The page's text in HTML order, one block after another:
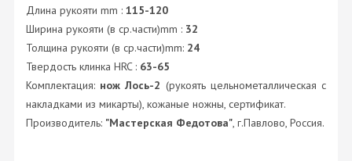
Длина рукояти mm : 115-120
Ширина рукояти (в ср.части)mm : 32
Толщина рукояти (в ср.части)mm: 24
Твердость клинка HRC : 63-65
Комплектация: нож Лось-2 (рукоять цельнометаллическая с
накладками из микарты), кожаные ножны, сертификат.
Производитель: "Мастерская Федотова", г.Павлово, Россия.